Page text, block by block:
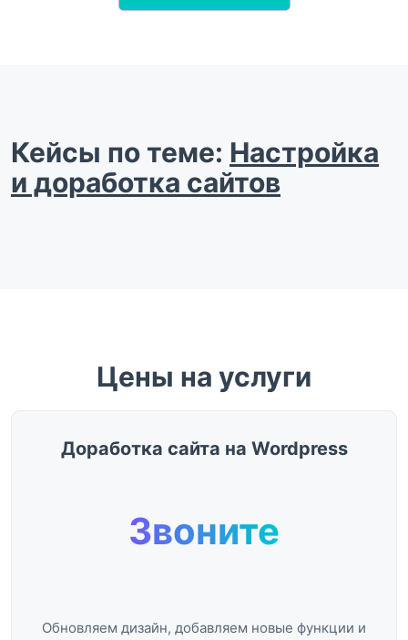
Кейсы по теме: Настройка
и доработка сайтов
Цены на услуги
Доработка сайта на Wordpress
Звоните
Обновляем дизайн, добавляем новые функции и